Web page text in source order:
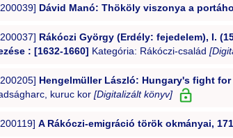
Dávid Manó: Thököly viszonya a
Rákóczi György (Erdély: fejedelem), I.
: [1632-1660] Kategória: Rákóczi-család
Hengelmüller László: Hungary's fight
kuruc kor [Digitalizált könyv]
A Rákóczi-emigráció török okmányai,